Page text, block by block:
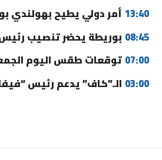
13:40 أمر دولي يطيح بهولندي
08:45 بوريطة يحضر تنصيب
07:00 توقعات طقس اليوم
03:00 الـ”كاف” يدعم رئيس